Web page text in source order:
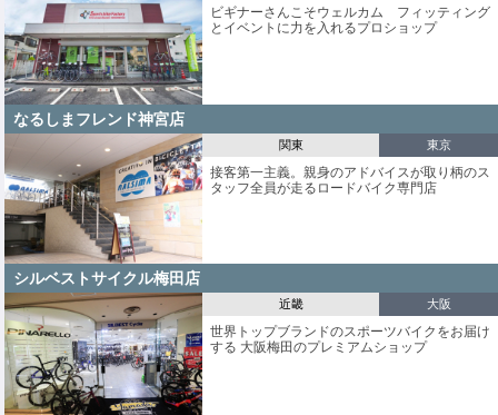
ビギナーさんこそウェルカム フィッティング
とイベントに力を入れるプロショップ
なるしまフレンド神宮店
関東 東京
接客第一主義。親身のアドバイスが取り柄のス
タッフ全員が走るロードバイク専門店
シルベストサイクル梅田店
近畿 大阪
世界トップブランドのスポーツバイクをお届け
する 大阪梅田のプレミアムショップ